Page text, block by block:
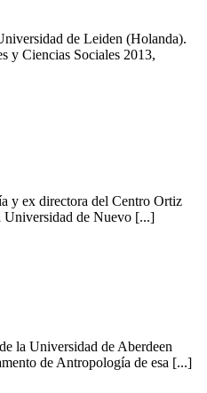
de Leiden (Holanda).
y Ciencias Sociales 2013,
y ex directora del Centro Ortiz
Universidad de Nuevo [...]
la Universidad de Aberdeen
de Antropología de esa [...]